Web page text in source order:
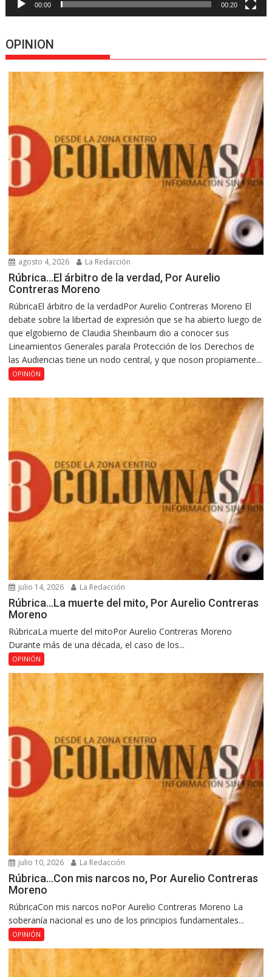
00:00 00:20
OPINION
agosto 4, 2026 La Redacción
Rúbrica…El árbitro de la verdad, Por Aurelio
Contreras Moreno
RúbricaEl árbitro de la verdadPor Aurelio Contreras Moreno El
debate sobre la libertad de expresión que se ha abierto luego de
que elgobierno de Claudia Sheinbaum dio a conocer sus
Lineamientos Generales parala Protección de los Derechos de
las Audiencias tiene un nodo central, y que noson propiamente...
OPINIÓN
julio 14, 2026 La Redacción
Rúbrica…La muerte del mito, Por Aurelio Contreras
Moreno
RúbricaLa muerte del mitoPor Aurelio Contreras Moreno
Durante más de una década, el caso de los...
OPINIÓN
julio 10, 2026 La Redacción
Rúbrica…Con mis narcos no, Por Aurelio Contreras
Moreno
RúbricaCon mis narcos noPor Aurelio Contreras Moreno La
soberanía nacional es uno de los principios fundamentales...
OPINIÓN